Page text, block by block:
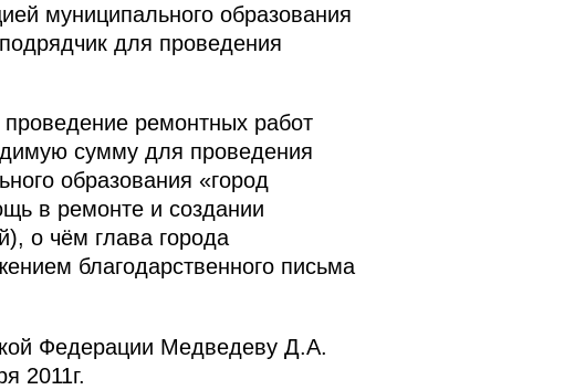
муниципального образования
для проведения
ремонтных работ
сумму для проведения
образования «город
в ремонте и создании
о чём глава города
благодарственного письма
Федерации Медведеву Д.А.
2011г.